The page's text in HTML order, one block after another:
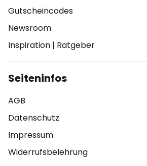
Gutscheincodes
Newsroom
Inspiration | Ratgeber
Seiteninfos
AGB
Datenschutz
Impressum
Widerrufsbelehrung